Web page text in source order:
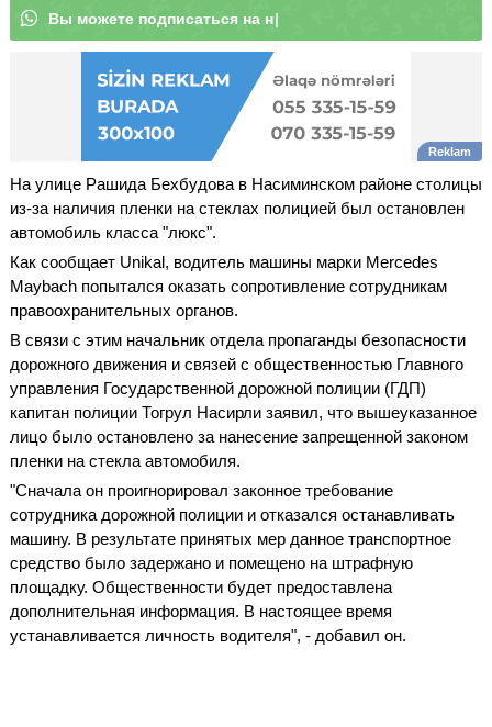
Вы може|
На улице Рашида Бехбудова в Насиминском районе столицы
из-за наличия пленки на стеклах полицией был остановлен
автомобиль класса "люкс".
Как сообщает Unikal, водитель машины марки Mercedes
Maybach попытался оказать сопротивление сотрудникам
правоохранительных органов.
В связи с этим начальник отдела пропаганды безопасности
дорожного движения и связей с общественностью Главного
управления Государственной дорожной полиции (ГДП)
капитан полиции Тогрул Насирли заявил, что вышеуказанное
лицо было остановлено за нанесение запрещенной законом
пленки на стекла автомобиля.
"Сначала он проигнорировал законное требование
сотрудника дорожной полиции и отказался останавливать
машину. В результате принятых мер данное транспортное
средство было задержано и помещено на штрафную
площадку. Общественности будет предоставлена
дополнительная информация. В настоящее время
устанавливается личность водителя", - добавил он.